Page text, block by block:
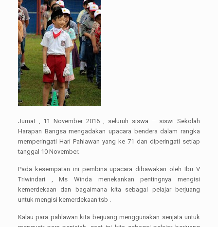
Jumat , 11 November 2016 , seluruh siswa – siswi Sekolah
Harapan Bangsa mengadakan upacara bendera dalam rangka
memperingati Hari Pahlawan yang ke 71 dan diperingati setiap
tanggal 10 November.
Pada kesempatan ini pembina upacara dibawakan oleh Ibu V
Triwindari , Ms Winda menekankan pentingnya mengisi
kemerdekaan dan bagaimana kita sebagai pelajar berjuang
untuk mengisi kemerdekaan tsb .
Kalau para pahlawan kita berjuang menggunakan senjata untuk